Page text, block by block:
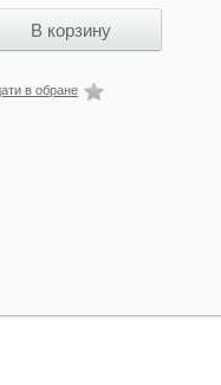
в обране